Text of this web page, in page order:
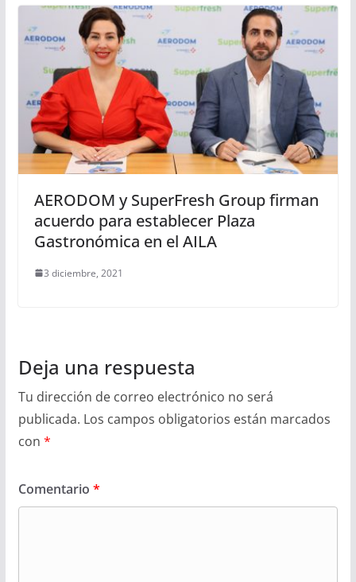
AERODOM y SuperFresh Group firman
acuerdo para establecer Plaza
Gastronómica en el AILA
3 diciembre, 2021
Deja una respuesta
Tu dirección de correo electrónico no será
publicada. Los campos obligatorios están marcados
con *
Comentario *